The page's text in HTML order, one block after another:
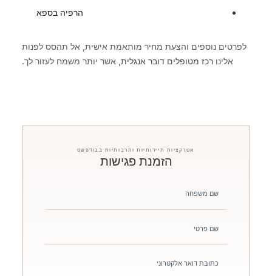
הרפיה בספא
לפרטים נוספים והצעת מחיר מותאמת אישית, אל תהסס לפנות
אלינורכז מטופלים דובר אנגלית , אשר יותר משמח לעזור לך.
אטרקציות תיירותיות ותרבותיות בבודפשט
הזמנת פגישות